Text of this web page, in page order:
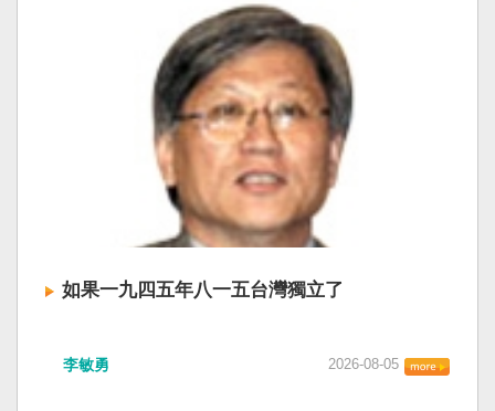
如果一九四五年八一五台灣獨立了
李敏勇 2026-08-05